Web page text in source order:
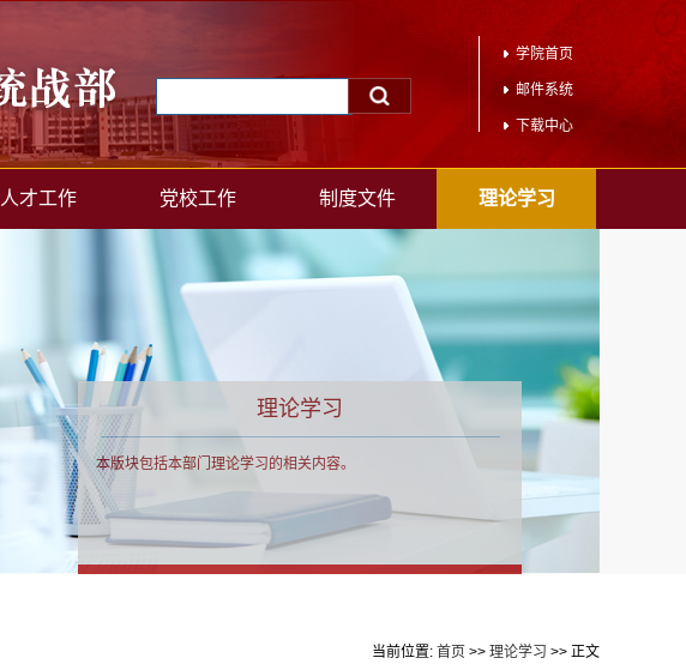
学院首页
邮件系统
下载中心
人才工作 党校工作 制度文件 理论学习
理论学习
本版块包括本部门理论学习的相关内容。
当前位置: 首页 >> 理论学习 >> 正文